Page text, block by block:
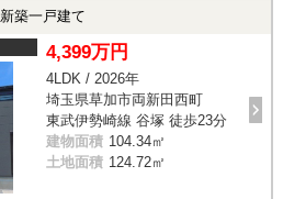
築一戸建て
4,399万円
4LDK / 2026年
埼玉県草加市両新田西町
東武伊勢崎線 谷塚 徒歩23分
建物面積 104.34㎡
土地面積 124.72㎡